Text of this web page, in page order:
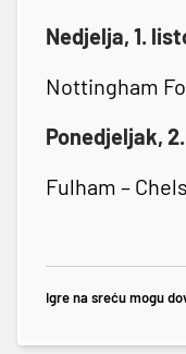
Nedjelja, 1.
Nottingham
Ponedjeljak,
Fulham –
Igre na sreću mogu